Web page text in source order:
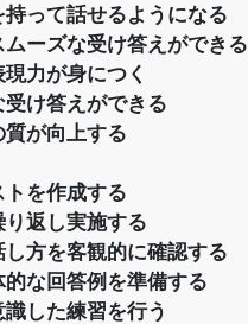
って話せるようになる
ーズな受け答えができる
力が身につく
け答えができる
が向上する
を作成する
返し実施する
方を客観的に確認する
な回答例を準備する
した練習を行う